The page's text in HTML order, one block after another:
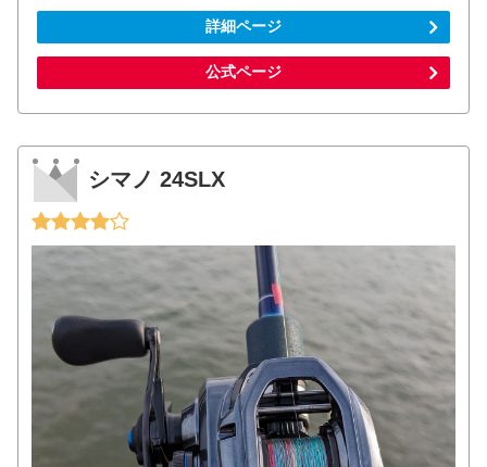
詳細ページ
公式ページ
シマノ 24SLX